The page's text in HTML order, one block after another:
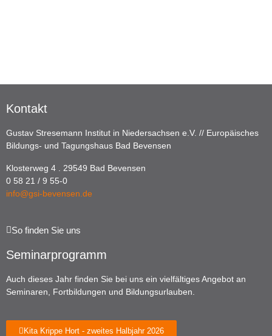
Kontakt
Gustav Stresemann Institut in Niedersachsen e.V. // Europäisches
Bildungs- und Tagungshaus Bad Bevensen
Klosterweg 4 . 29549 Bad Bevensen
0 58 21 / 9 55-0
info@gsi-bevensen.de
So finden Sie uns
Seminarprogramm
Auch dieses Jahr finden Sie bei uns ein vielfältiges Angebot an
Seminaren, Fortbildungen und Bildungsurlauben.
Kita Krippe Hort - zweites Halbjahr 2026